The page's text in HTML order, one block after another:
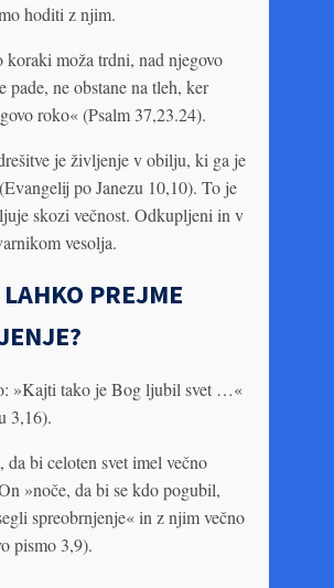
hoditi z njim.
koraki moža trdni, nad njegovo
pade, ne obstane na tleh, ker
roko« (Psalm 37,23.24).
je življenje v obilju, ki ga je
po Janezu 10,10). To je
skozi večnost. Odkupljeni in v
vesolja.
PREJME
»Kajti tako je Bog ljubil svet …«
3,16).
bi celoten svet imel večno
»noče, da bi se kdo pogubil,
spreobrnjenje« in z njim večno
pismo 3,9).